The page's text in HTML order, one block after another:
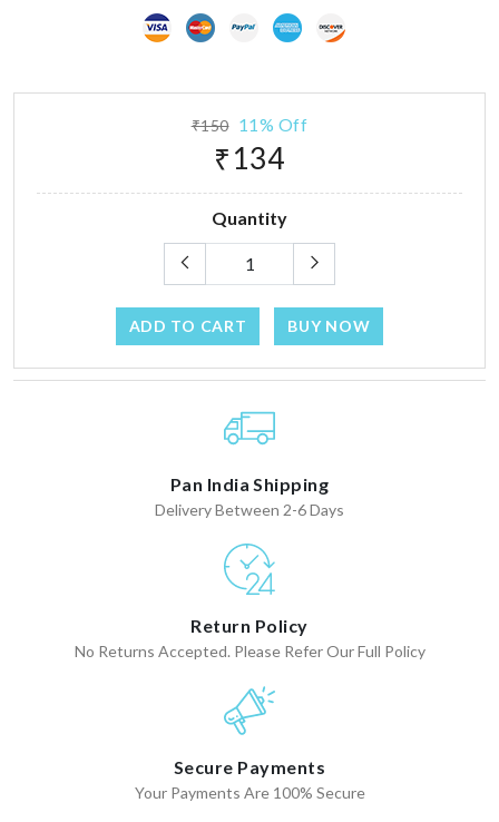
₹150 11% Off
₹134
Quantity
ADD TO CART BUY NOW
Pan India Shipping
Delivery Between 2-6 Days
Return Policy
No Returns Accepted. Please Refer Our Full Policy
Secure Payments
Your Payments Are 100% Secure